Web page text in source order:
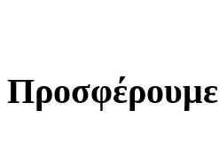
Προσφέρουμε